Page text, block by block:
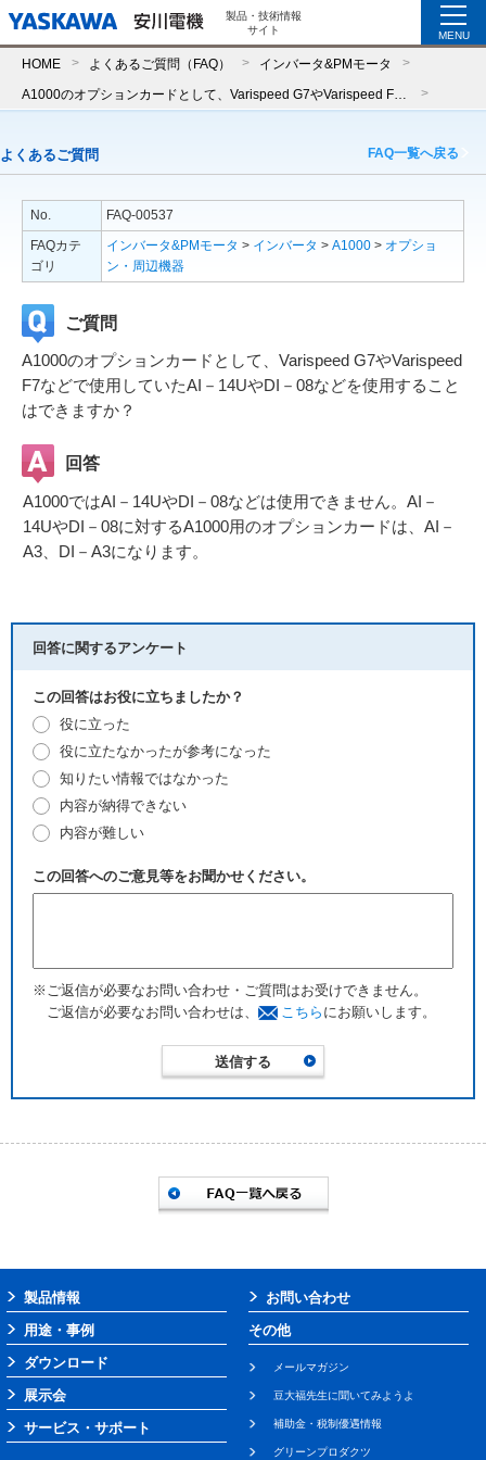
製品・技術情報
サイト
MENU
HOME よくあるご質問（FAQ） インバータ&PMモータ
よくあるご質問 FAQ一覧へ戻る
No.
FAQ-00537
FAQカテ
ゴリ
インバータ&PMモータ > インバータ > A1000 > オプショ
ン・周辺機器
ご質問
A1000のオプションカードとして、Varispeed G7やVarispeed
F7などで使用していたAI－14UやDI－08などを使用すること
はできますか？
回答
A1000ではAI－14UやDI－08などは使用できません。AI－
14UやDI－08に対するA1000用のオプションカードは、AI－
A3、DI－A3になります。
回答に関するアンケート
この回答はお役に立ちましたか？
役に立った
役に立たなかったが参考になった
知りたい情報ではなかった
内容が納得できない
内容が難しい
この回答へのご意見等をお聞かせください。
※ご返信が必要なお問い合わせ・ご質問はお受けできません。
ご返信が必要なお問い合わせは、
こちら にお願いします。
製品情報
用途・事例
ダウンロード
展示会
サービス・サポート
お問い合わせ
その他
メールマガジン
豆大福先生に聞いてみようよ
補助金・税制優遇情報
グリーンプロダクツ